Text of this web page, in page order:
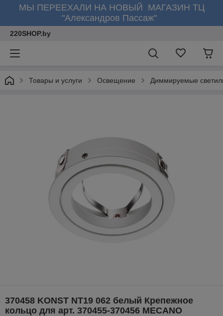
МЫ ПЕРЕЕХАЛИ НА НОВЫЙ МАГАЗИН ТЦ
"Александров Пассаж"
220SHOP.by
Товары и услуги Освещение Диммируемые
370458 KONST NT19 062 белый Крепежное
кольцо для арт. 370455-370456 MECANO